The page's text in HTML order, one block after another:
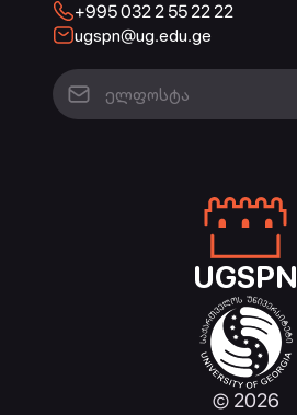
+995 032 2 55 22 22
ugspn@ug.edu.ge
UGSPN
© 2026